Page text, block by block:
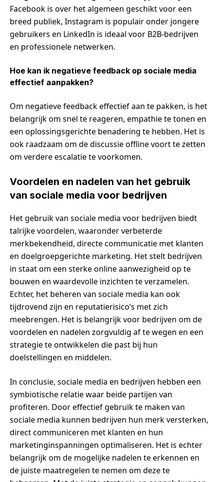
Facebook is over het algemeen geschikt voor een
breed publiek, Instagram is populair onder jongere
gebruikers en LinkedIn is ideaal voor B2B-bedrijven
en professionele netwerken.
Hoe kan ik negatieve feedback op sociale media
effectief aanpakken?
Om negatieve feedback effectief aan te pakken, is het
belangrijk om snel te reageren, empathie te tonen en
een oplossingsgerichte benadering te hebben. Het is
ook raadzaam om de discussie offline voort te zetten
om verdere escalatie te voorkomen.
Voordelen en nadelen van het gebruik
van sociale media voor bedrijven
Het gebruik van sociale media voor bedrijven biedt
talrijke voordelen, waaronder verbeterde
merkbekendheid, directe communicatie met klanten
en doelgroepgerichte marketing. Het stelt bedrijven
in staat om een sterke online aanwezigheid op te
bouwen en waardevolle inzichten te verzamelen.
Echter, het beheren van sociale media kan ook
tijdrovend zijn en reputatierisico’s met zich
meebrengen. Het is belangrijk voor bedrijven om de
voordelen en nadelen zorgvuldig af te wegen en een
strategie te ontwikkelen die past bij hun
doelstellingen en middelen.
In conclusie, sociale media en bedrijven hebben een
symbiotische relatie waar beide partijen van
profiteren. Door effectief gebruik te maken van
sociale media kunnen bedrijven hun merk versterken,
direct communiceren met klanten en hun
marketinginspanningen optimaliseren. Het is echter
belangrijk om de mogelijke nadelen te erkennen en
de juiste maatregelen te nemen om deze te